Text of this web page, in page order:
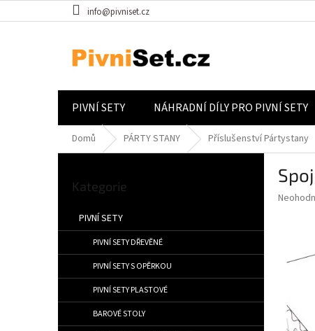
info@pivniset.cz
PIVNÍ SETY NÁHRADNÍ DÍLY PRO PIVNÍ SETY
Domů PÁRTY STANY Příslušenství Pártystany
Kategorie
PIVNÍ SETY
PIVNÍ SETY DŘEVĚNÉ
PIVNÍ SETY S OPĚRKOU
PIVNÍ SETY PLASTOVÉ
BAROVÉ STOLY